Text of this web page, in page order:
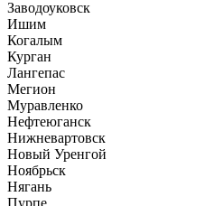
Заводоуковск
Ишим
Когалым
Курган
Лангепас
Мегион
Муравленко
Нефтеюганск
Нижневартовск
Новый Уренгой
Ноябрьск
Нягань
Пурпе